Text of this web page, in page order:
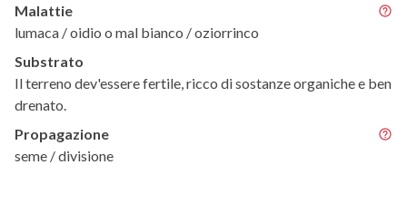
Malattie
lumaca / oidio o mal bianco / oziorrinco
Substrato
Il terreno dev'essere fertile, ricco di sostanze organiche e ben
drenato.
Propagazione
seme / divisione